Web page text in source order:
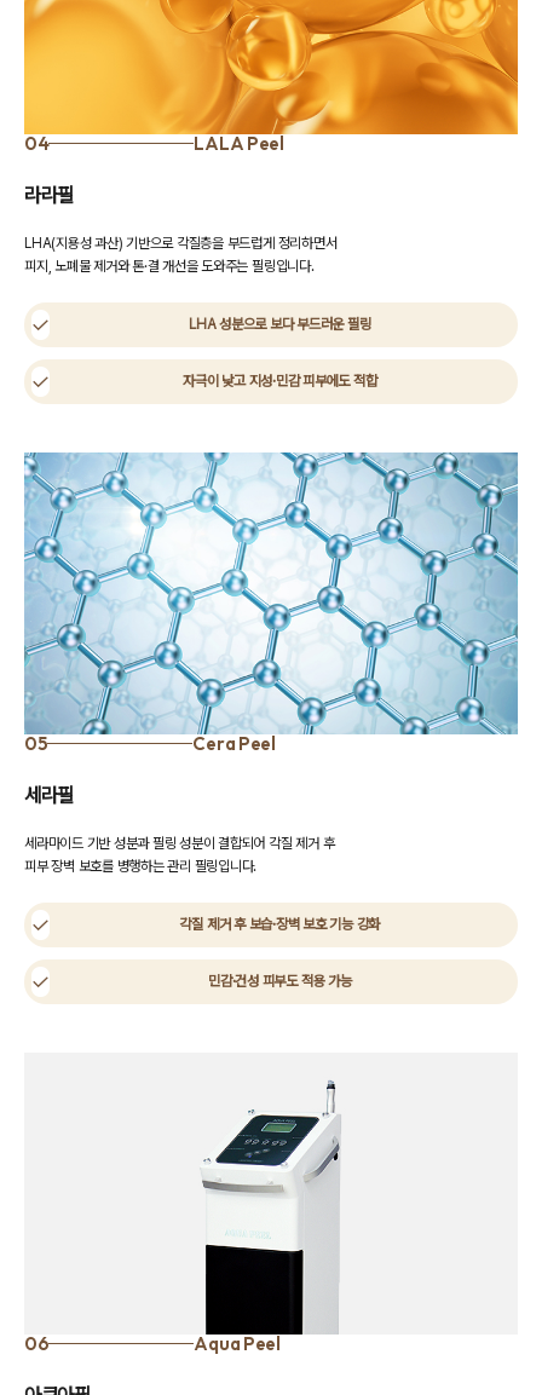
04 LALA Peel
라라필
LHA(지용성 과산) 기반으로 각질층을 부드럽게 정리하면서
피지, 노폐물 제거와 톤·결 개선을 도와주는 필링입니다.
LHA 성분으로 보다 부드러운 필링
자극이 낮고 지성·민감 피부에도 적합
05 Cera Peel
세라필
세라마이드 기반 성분과 필링 성분이 결합되어 각질 제거 후
피부 장벽 보호를 병행하는 관리 필링입니다.
각질 제거 후 보습·장벽 보호 기능 강화
민감·건성 피부도 적용 가능
06 Aqua Peel